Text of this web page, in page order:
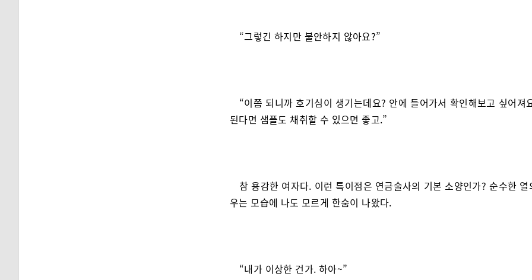
“그렇긴 하지만 불안하지 않아요?”
“이쯤 되니까 호기심이 생기는데요? 안에 들어가서 확인해보고 싶어져
된다면 샘플도 채취할 수 있으면 좋고.”
참 용감한 여자다. 이런 특이점은 연금술사의 기본 소양인가? 순수한 열
우는 모습에 나도 모르게 한숨이 나왔다.
“내가 이상한 건가. 하아~”